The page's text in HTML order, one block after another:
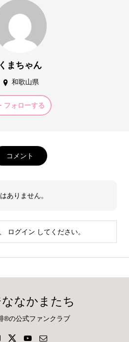
くまちゃん
和歌山県
フォローする
コメント
ありません。
ログイン してください。
なかまたち
®の公式ファンクラブ